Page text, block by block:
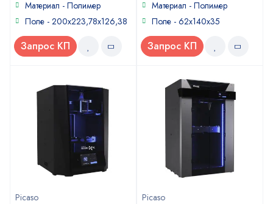
Материал - Полимер
Поле - 200x223,78x126,38
Запрос КП
Материал - Полимер
Поле - 62x140x35
Запрос КП
Picaso Picaso